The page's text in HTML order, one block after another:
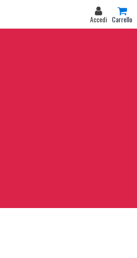
Accedi Carrello